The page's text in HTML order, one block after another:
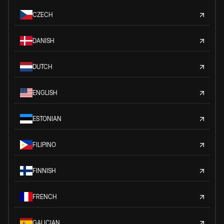
CZECH
DANISH
DUTCH
ENGLISH
ESTONIAN
FILIPINO
FINNISH
FRENCH